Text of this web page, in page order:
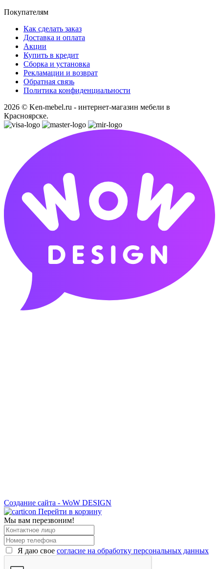
Покупателям
Как сделать заказ
Доставка и оплата
Акции
Купить в кредит
Сборка и установка
Рекламации и возврат
Обратная связь
Политика конфиденциальности
2026 © Ken-mebel.ru - интернет-магазин мебели в
Красноярске.
Создание сайта - WoW DESIGN
Перейти в корзину
Мы вам перезвоним!
Я даю свое согласие на обработку персональных данных